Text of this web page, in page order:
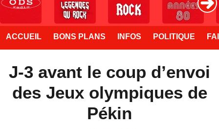
ACCUEIL BONS PLANS INFOS POLITIQUE
J-3 avant le coup d’envoi
des Jeux olympiques de
Pékin